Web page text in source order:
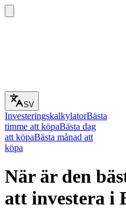
SV
InvesteringskalkylatorBästa
timme att köpaBästa dag
att köpaBästa månad att
köpa
När är den
att investera i